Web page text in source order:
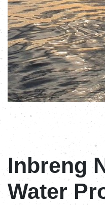
Inbreng
Water